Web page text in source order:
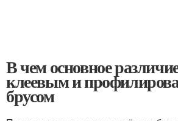
В чем основное
клеевым и
брусом